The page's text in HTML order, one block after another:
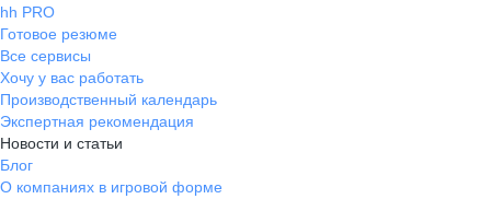
hh PRO
Готовое резюме
Все сервисы
Хочу у вас работать
Производственный календарь
Экспертная рекомендация
Новости и статьи
Блог
О компаниях в игровой форме